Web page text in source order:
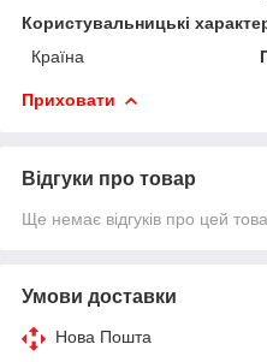
Користувальницькі
Країна
Приховати
Відгуки про товар
Ще немає відгуків про цей
Умови доставки
Нова Пошта